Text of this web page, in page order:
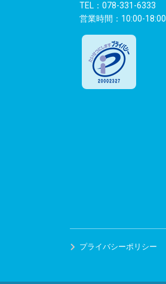
TEL： 078-331-6333
営業時間：10:00-
プライバシーポリシー